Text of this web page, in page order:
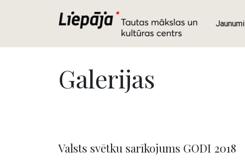
Jaunumi
Galerijas
Valsts svētku sarīkojums GODI 2018